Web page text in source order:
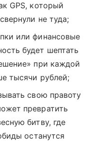
GPS, который
не туда;
или финансовые
будет шептать
при каждой
тысячи рублей;
свою правоту
превратить
битву, где
останутся